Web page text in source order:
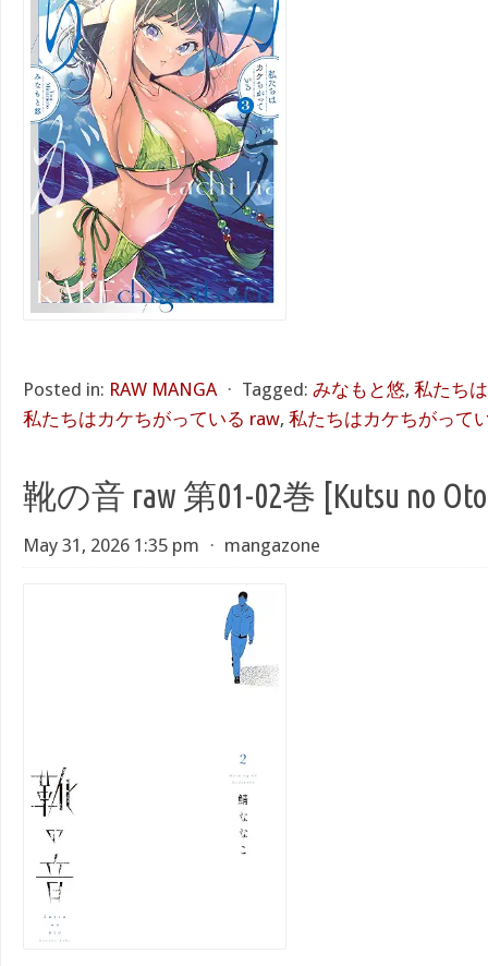
Posted in: RAW MANGA ⋅ Tagged: みなもと悠, 私たち
私たちはカケちがっている raw, 私たちはカケちがって
靴の音 raw 第01-02巻 [Kutsu no
May 31, 2026 1:35 pm ⋅ mangazone